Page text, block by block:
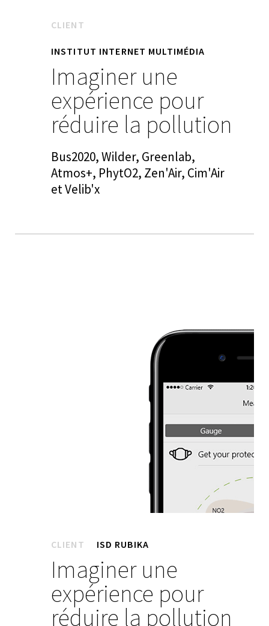
CLIENT
INSTITUT INTERNET MULTIMÉDIA
Imaginer une
expérience pour
réduire la pollution
Bus2020, Wilder, Greenlab,
Atmos+, PhytO2, Zen'Air, Cim'Air
et Velib'x
CLIENT ISD RUBIKA
Imaginer une
expérience pour
réduire la pollution